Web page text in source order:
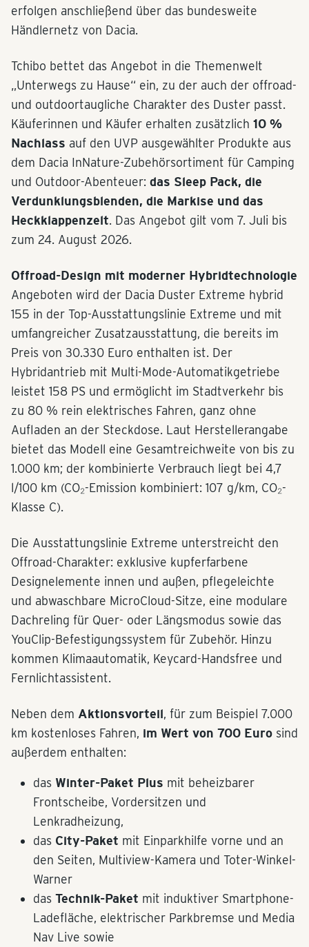
erfolgen anschließend über das bundesweite
Händlernetz von Dacia.
Tchibo bettet das Angebot in die Themenwelt
„Unterwegs zu Hause“ ein, zu der auch der offroad-
und outdoortaugliche Charakter des Duster passt.
Käuferinnen und Käufer erhalten zusätzlich 10 %
Nachlass auf den UVP ausgewählter Produkte aus
dem Dacia InNature-Zubehörsortiment für Camping
und Outdoor-Abenteuer: das Sleep Pack, die
Verdunklungsblenden, die Markise und das
Heckklappenzelt. Das Angebot gilt vom 7. Juli bis
zum 24. August 2026.
Offroad-Design mit moderner Hybridtechnologie
Angeboten wird der Dacia Duster Extreme hybrid
155 in der Top-Ausstattungslinie Extreme und mit
umfangreicher Zusatzausstattung, die bereits im
Preis von 30.330 Euro enthalten ist. Der
Hybridantrieb mit Multi-Mode-Automatikgetriebe
leistet 158 PS und ermöglicht im Stadtverkehr bis
zu 80 % rein elektrisches Fahren, ganz ohne
Aufladen an der Steckdose. Laut Herstellerangabe
bietet das Modell eine Gesamtreichweite von bis zu
1.000 km; der kombinierte Verbrauch liegt bei 4,7
l/100 km (CO₂-Emission kombiniert: 107 g/km, CO₂-
Klasse C).
Die Ausstattungslinie Extreme unterstreicht den
Offroad-Charakter: exklusive kupferfarbene
Designelemente innen und außen, pflegeleichte
und abwaschbare MicroCloud-Sitze, eine modulare
Dachreling für Quer- oder Längsmodus sowie das
YouClip-Befestigungssystem für Zubehör. Hinzu
kommen Klimaautomatik, Keycard-Handsfree und
Fernlichtassistent.
Neben dem Aktionsvorteil, für zum Beispiel 7.000
km kostenloses Fahren, im Wert von 700 Euro sind
außerdem enthalten:
das Winter-Paket Plus mit beheizbarer
Frontscheibe, Vordersitzen und
Lenkradheizung,
das City-Paket mit Einparkhilfe vorne und an
den Seiten, Multiview-Kamera und Toter-Winkel-
Warner
das Technik-Paket mit induktiver Smartphone-
Ladefläche, elektrischer Parkbremse und Media
Nav Live sowie